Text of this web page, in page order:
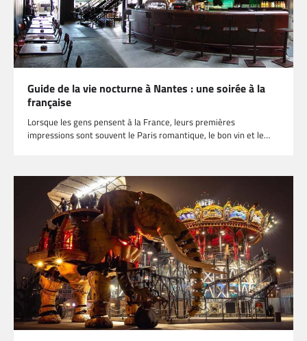
Guide de la vie nocturne à Nantes : une soirée à la
française
Lorsque les gens pensent à la France, leurs premières
impressions sont souvent le Paris romantique, le bon vin et le…